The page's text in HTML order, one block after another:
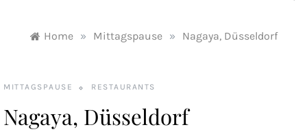
Home » Mittagspause » Nagaya, Düsseldorf
MITTAGSPAUSE RESTAURANTS
Nagaya, Düsseldorf